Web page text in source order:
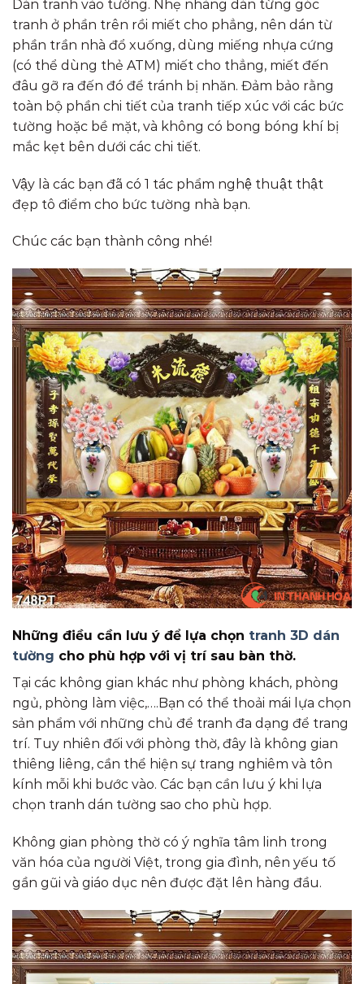
Dán tranh vào tường. Nhẹ nhàng dán từng góc
tranh ở phần trên rồi miết cho phẳng, nên dán từ
phần trần nhà đổ xuống, dùng miếng nhựa cứng
(có thể dùng thẻ ATM) miết cho thẳng, miết đến
đâu gỡ ra đến đó để tránh bị nhăn. Đảm bảo rằng
toàn bộ phần chi tiết của tranh tiếp xúc với các bức
tường hoặc bề mặt, và không có bong bóng khí bị
mắc kẹt bên dưới các chi tiết.
Vậy là các bạn đã có 1 tác phẩm nghệ thuật thật
đẹp tô điểm cho bức tường nhà bạn.
Chúc các bạn thành công nhé!
Những điều cần lưu ý để lựa chọn tranh 3D dán
tường cho phù hợp với vị trí sau bàn thờ.
Tại các không gian khác như phòng khách, phòng
ngủ, phòng làm việc,….Bạn có thể thoải mái lựa chọn
sản phẩm với những chủ để tranh đa dạng để trang
trí. Tuy nhiên đối với phòng thờ, đây là không gian
thiêng liêng, cần thể hiện sự trang nghiêm và tôn
kính mỗi khi bước vào. Các bạn cần lưu ý khi lựa
chọn tranh dán tường sao cho phù hợp.
Không gian phòng thờ có ý nghĩa tâm linh trong
văn hóa của người Việt, trong gia đình, nên yếu tố
gần gũi và giáo dục nên được đặt lên hàng đầu.